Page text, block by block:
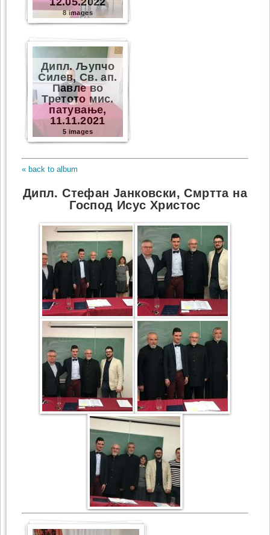
8 images
Дипл. Љупчо
Силев, Св. ап.
Павле во
Третото мис.
патување,
11.11.2021
5 images
« back to album
Дипл. Стефан Јанковски, Смртта на
Господ Исус Христос